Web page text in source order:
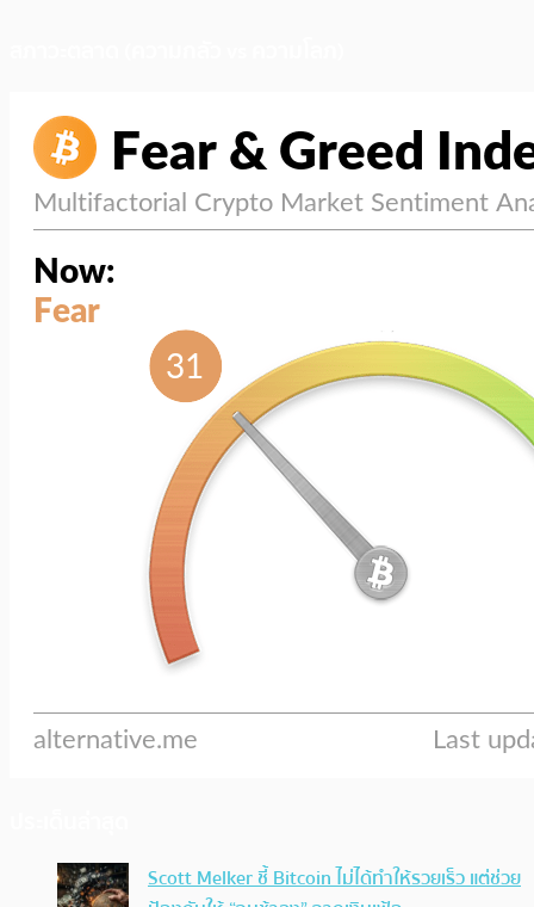
Scott Melker ชี้ Bitcoin ไม่ได้ทำให้รวยเร็ว แต่ช่วย